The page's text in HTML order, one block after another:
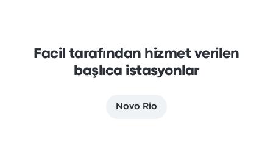
Facil tarafından hizmet verilen
başlıca istasyonlar
Novo Rio